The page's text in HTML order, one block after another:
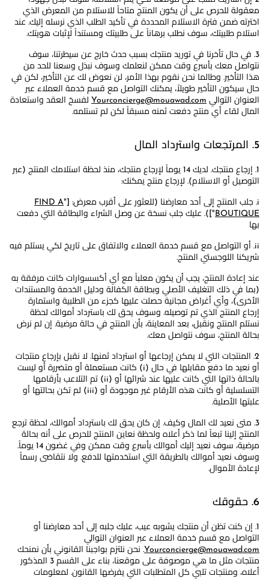
معقولة للحرص على أن يكون المنتج متاحاً للاستلام من المعرض الذي
اخترته ضمن فترة الاستلام المحددة في تأكيد الطلب الذي نرسله إليك. عند
استلام طلبيتك، سوف نطلب برهاناً على طلبيتك ومستنداً لإثبات هويتك.
3. في حال تأخرنا في توريد منتجك بسبب حدث خارج عن سيطرتنا، سوف
نتواصل معك بأسرع وقت ممكن لنعلمك وسوف نبذل وسعنا للحد من
هذا التأخير. وطالما نحن نقوم بهذا الأمر، لن نعوض لك عن التأخير، لكن في
حال سيكون التأخير طويلاً، يمكنك التواصل مع قسم خدمة العملاء عبر
العنوان التوالي Yourconcierge@mouawad.com لفسخ العقد واستعادة
المال لقاء أي منتج دفعت ثمنه مسبقاً لكن لم تستلمه.
5. المرتجعات واسترداد المال
1. إرجاع منتجك. لديك 14 يوماً لإرجاع منتجك، منذ لحظة استلامك المنتج (عبر
التوصيل أو الاستلام). لإرجاع منتج يمكنك:
i. جلب المنتج إلى أحد معارضنا (للعثور على أقرب معرض: ["
FIND A
BOUTIQUE"]). عليك جلب نسخة عن وصل الشراء والبطاقة التي دفعت
بها
ii. أو التواصل مع قسم خدمة العملاء والاتفاق على تاريخ لكي يستلم فيه
شريكنا اللوجستي المنتج.
عند إعادة المنتج، يجب أن يكون معلباً مع أي أكسسوارات كانت مرفقة به
(بما في ذلك التغليف الأصلي وبطاقة الكفالة ودليل الخدمة والمستندات
الأخرى)، وأي أغراض مجانية حصلت عليها كجزء من الطلبية واستمارة
إرجاع المنتج الذي تم توصيله. وسوف يحق لك باسترداد أموالك لحظة
نستلم المنتج ونقبل، بعد المعاينة، بأن المنتج في حالة مرضية. إن لم نرض
بحالة المنتج، سوف نتواصل معك.
2. المنتجات التي لا يمكن إرجاعها أو استرداد ثمنها. لا نقبل بإرجاع منتجات
أو نعيد ما دفع مقابلها في حال (i) كانت مستعملة أو متضررة أو ليست
بالحالة ذاتها التي كانت عليها عند شرائها أو (ii) تم التلاعب بأرقامها
التسلسلية أو كانت هذه الأرقام غير موجودة أو (iii) لم تكن بحالتها أو
علبتها الأصلية.
3. متى نعيد لك المال وكيف. إن كان يحق لك باسترداد أموالك، لحظة ترجع
المنتج إلينا تبعاً لما ذكر أعلاه ولحظة نعاين المنتج للحرص على أنه بحالة
مرضية، سوف نعيد إليك أموالك بأسرع وقت ممكن وفي غضون 14 يوماً.
وسوف نعيد أموالك بالطريقة التي استخدمتها للدفع. ولا نتقاضى رسماً
لإعادة الأموال.
6. حقوقك
1. إن كنت تظن أن منتجك يشوبه عيب، عليك جلبه إلى أحد معارضنا أو
التواصل مع قسم خدمة العملاء عبر العنوان التوالي
Yourconcierge@mouawad.com. نحن نلتزم بواجبنا القانوني بأن نمنحك
منتجات مثل ما هي موصوفة على موقعنا، بناء على القسم 3 المذكور
أعلاه، ومنتجات تلبي كل المتطلبات التي يفرضها القانون. لمعلومات